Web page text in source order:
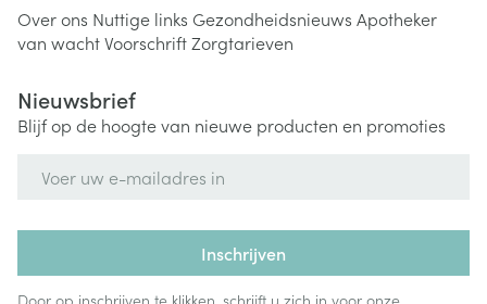
Over ons Nuttige links Gezondheidsnieuws Apotheker
van wachtVoorschriftZorgtarieven
Nieuwsbrief
Blijf op de hoogte van nieuwe producten en promoties
Inschrijven
Door op inschrijven te klikken, schrijft u zich in voor onze